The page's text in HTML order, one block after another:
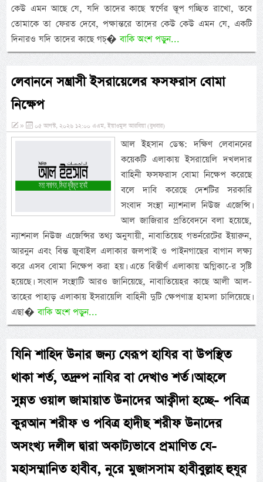
কেউ এমন আছে যে, যদি তাদের কাছে স্বর্ণের স্তূপ গচ্ছিত রাখো, তবে
তোমাকে তা ফেরত দেবে, পক্ষান্তরে তাদের কেউ কেউ এমন যে, একটি
দিনারও যদি তাদের কাছে গচ্�বাকি অংশ পড়ুন...
লেবাননে সন্ত্রাসী ইসরায়েলের ফসফরাস বোমা
নিক্ষেপ
» ০৫ আগস্ট, ২০২৬ ১২:০০ এএম, ইয়াওমুল আরবিয়া (বুধবার)
আল ইহসান ডেস্ক: দক্ষিণ লেবাননের
কয়েকটি এলাকায় ইসরায়েলি দখলদার
বাহিনী ফসফরাস বোমা নিক্ষেপ করেছে
বলে দাবি করেছে দেশটির সরকারি
সংবাদ সংস্থা ন্যাশনাল নিউজ এজেন্সি।
আল জাজিরার প্রতিবেদনে বলা হয়েছে,
ন্যাশনাল নিউজ এজেন্সির তথ্য অনুযায়ী, নাবাতিয়েহ গভর্নরেটের ইয়ারুন,
আরনুন এবং বিন্ত জুবাইল এলাকার জলপাই ও পাইনগাছের বাগান লক্ষ্য
করে এসব বোমা নিক্ষেপ করা হয়। এতে বিস্তীর্ণ এলাকায় অগ্নিকা-ের সৃষ্টি
হয়েছে। সংবাদ সংস্থাটি আরও জানিয়েছে, নাবাতিয়েহর কাছে আলী আল-
তাহের পাহাড় এলাকায় ইসরায়েলি বাহিনী দুটি ক্ষেপণাস্ত্র হামলা চালিয়েছে।
এছা�বাকি অংশ পড়ুন...
যিনি শাহিদ উনার জন্য যেরূপ হাযির বা উপস্থিত
থাকা শর্ত, তদ্রুপ নাযির বা দেখাও শর্ত। আহলে
সুন্নত ওয়াল জামায়াত উনাদের আক্বীদা হচ্ছে- পবিত্র
কুরআন শরীফ ও পবিত্র হাদীছ শরীফ উনাদের
অসংখ্য দলীল দ্বারা অকাট্যভাবে প্রমাণিত যে-
মহাসম্মানিত হাবীব, নূরে মুজাসসাম হাবীবুল্লাহ হুযূর